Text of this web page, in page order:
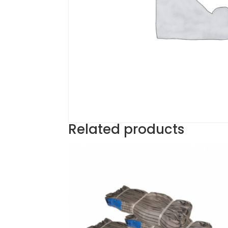
Related products